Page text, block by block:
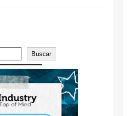
Buscar